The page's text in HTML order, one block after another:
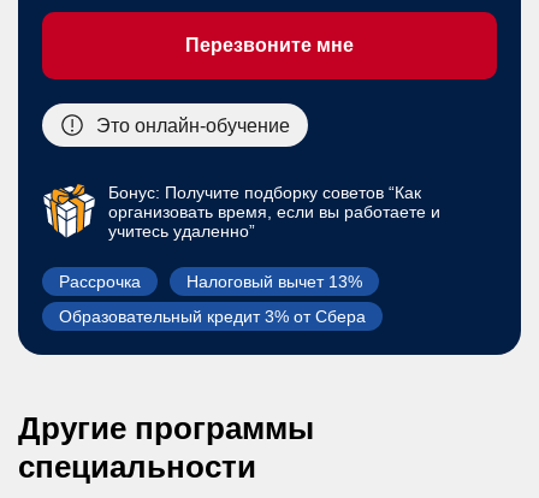
Бонус: Получите подборку советов “Как
организовать время, если вы работаете и
учитесь удаленно”
Рассрочка
Налоговый вычет 13%
Образовательный кредит 3% от Сбера
Перезвоните мне
Это онлайн-обучение
Другие программы
специальности